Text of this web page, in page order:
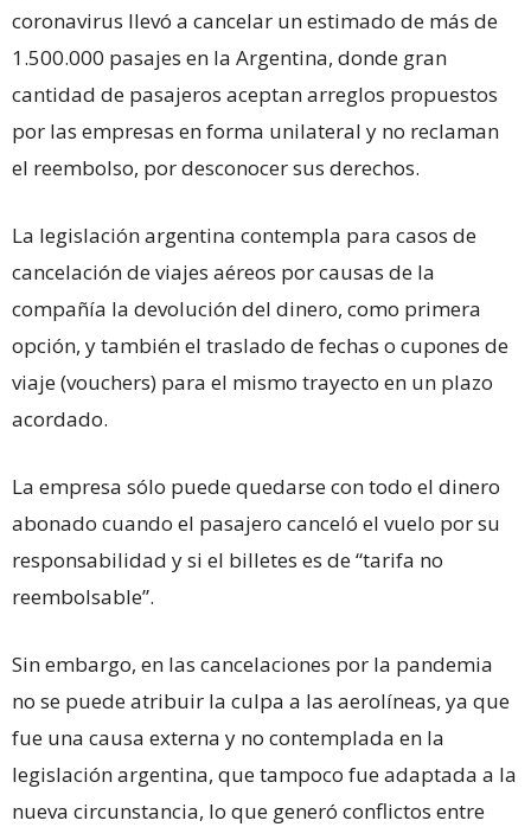
coronavirus llevó a cancelar un estimado de más de
1.500.000 pasajes en la Argentina, donde gran
cantidad de pasajeros aceptan arreglos propuestos
por las empresas en forma unilateral y no reclaman
el reembolso, por desconocer sus derechos.
La legislación argentina contempla para casos de
cancelación de viajes aéreos por causas de la
compañía la devolución del dinero, como primera
opción, y también el traslado de fechas o cupones de
viaje (vouchers) para el mismo trayecto en un plazo
acordado.
La empresa sólo puede quedarse con todo el dinero
abonado cuando el pasajero canceló el vuelo por su
responsabilidad y si el billetes es de “tarifa no
reembolsable”.
Sin embargo, en las cancelaciones por la pandemia
no se puede atribuir la culpa a las aerolíneas, ya que
fue una causa externa y no contemplada en la
legislación argentina, que tampoco fue adaptada a la
nueva circunstancia, lo que generó conflictos entre